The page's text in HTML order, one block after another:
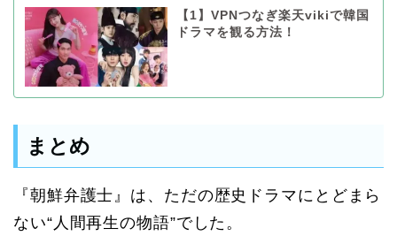
【1】VPNつなぎ楽天vikiで韓国
ドラマを観る方法！
まとめ
『朝鮮弁護士』は、ただの歴史ドラマにとどまら
ない“人間再生の物語”でした。